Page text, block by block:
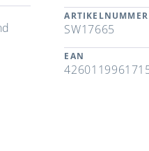
ARTIKELNUMMER
SW17665
EAN